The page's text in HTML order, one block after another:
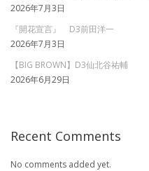
2026年7月3日
『開花宣言』 D3前田洋一
2026年7月3日
【BIG BROWN】D3仙北谷祐輔
2026年6月29日
Recent Comments
No comments added yet.